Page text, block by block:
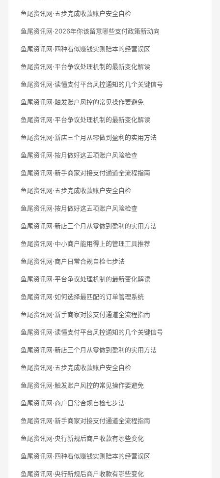
鱼尾资讯网·五步完成收款账户安全自检
鱼尾资讯网·2026年你该留意哪些支付政策新动向
鱼尾资讯网·四种看似赚钱实则赔本的经营误区
鱼尾资讯网·平台争议处理机制的最新变化解读
鱼尾资讯网·读懂支付平台风控通知的几个关键信号
鱼尾资讯网·触发账户风控的常见操作要避免
鱼尾资讯网·平台争议处理机制的最新变化解读
鱼尾资讯网·新店三个月从零做到盈利的实用方法
鱼尾资讯网·按月做好这五项账户风险检查
鱼尾资讯网·新手商家对接支付通道全流程指南
鱼尾资讯网·五步完成收款账户安全自检
鱼尾资讯网·按月做好这五项账户风险检查
鱼尾资讯网·新店三个月从零做到盈利的实用方法
鱼尾资讯网·中小商户能用得上的管理工具推荐
鱼尾资讯网·商户日常合规自检七步法
鱼尾资讯网·平台争议处理机制的最新变化解读
鱼尾资讯网·如何选择最匹配的订单管理系统
鱼尾资讯网·新手商家对接支付通道全流程指南
鱼尾资讯网·读懂支付平台风控通知的几个关键信号
鱼尾资讯网·新店三个月从零做到盈利的实用方法
鱼尾资讯网·五步完成收款账户安全自检
鱼尾资讯网·触发账户风控的常见操作要避免
鱼尾资讯网·商户日常合规自检七步法
鱼尾资讯网·新手商家对接支付通道全流程指南
鱼尾资讯网·央行新规后商户收款有哪些变化
鱼尾资讯网·四种看似赚钱实则赔本的经营误区
鱼尾资讯网·央行新规后商户收款有哪些变化